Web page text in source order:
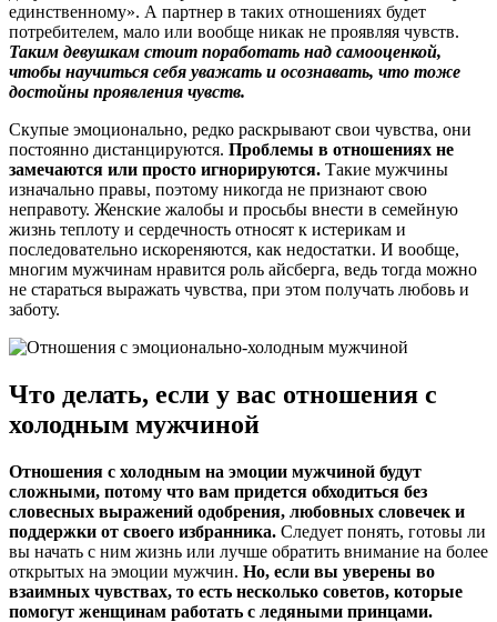
единственному». А партнер в таких отношениях будет
потребителем, мало или вообще никак не проявляя чувств.
Таким девушкам стоит поработать над самооценкой,
чтобы научиться себя уважать и осознавать, что тоже
достойны проявления чувств.
Скупые эмоционально, редко раскрывают свои чувства, они
постоянно дистанцируются. Проблемы в отношениях не
замечаются или просто игнорируются. Такие мужчины
изначально правы, поэтому никогда не признают свою
неправоту. Женские жалобы и просьбы внести в семейную
жизнь теплоту и сердечность относят к истерикам и
последовательно искореняются, как недостатки. И вообще,
многим мужчинам нравится роль айсберга, ведь тогда можно
не стараться выражать чувства, при этом получать любовь и
заботу.
Что делать, если у вас отношения с
холодным мужчиной
Отношения с холодным на эмоции мужчиной будут
сложными, потому что вам придется обходиться без
словесных выражений одобрения, любовных словечек и
поддержки от своего избранника. Следует понять, готовы ли
вы начать с ним жизнь или лучше обратить внимание на более
открытых на эмоции мужчин. Но, если вы уверены во
взаимных чувствах, то есть несколько советов, которые
помогут женщинам работать с ледяными принцами.